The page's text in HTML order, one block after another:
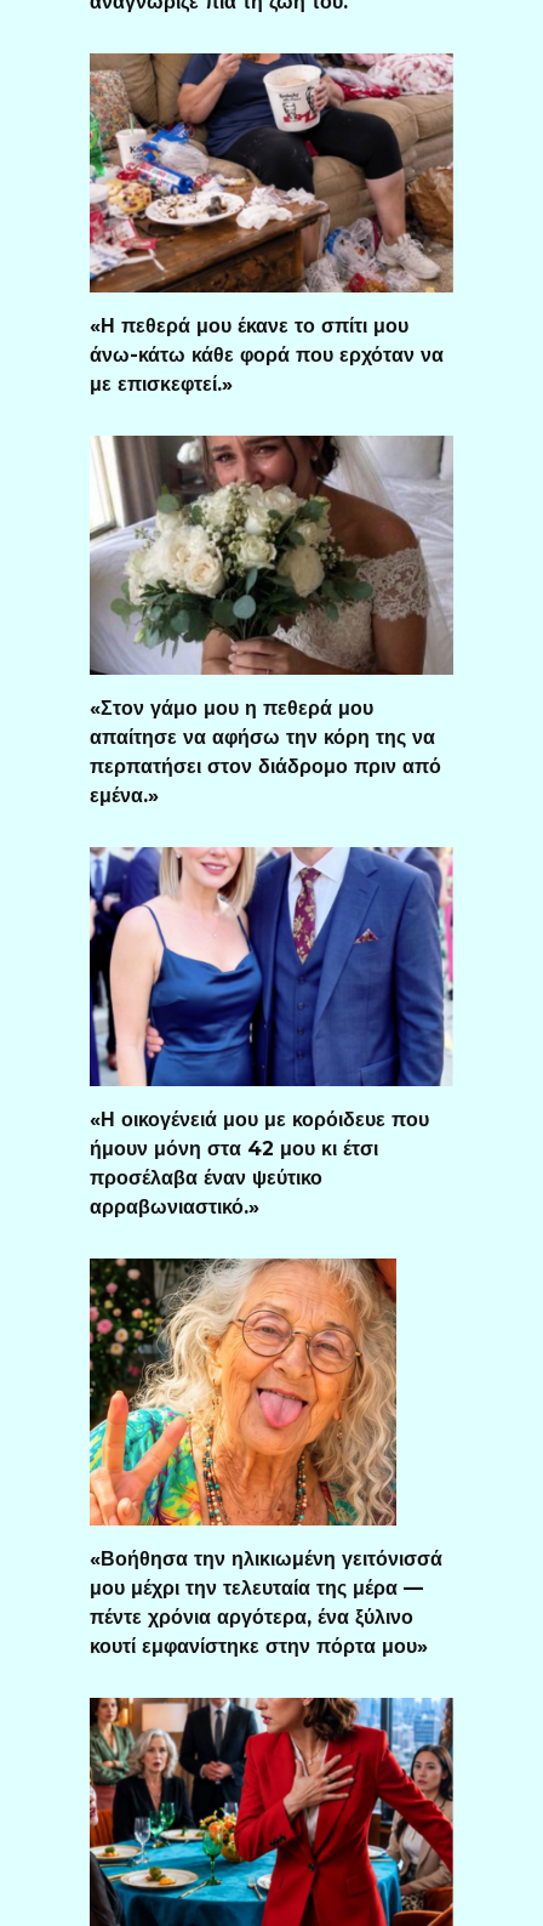
«Η πεθερά μου έκανε το σπίτι μου
άνω-κάτω κάθε φορά που ερχόταν να
με επισκεφτεί.»
«Στον γάμο μου η πεθερά μου
απαίτησε να αφήσω την κόρη της να
περπατήσει στον διάδρομο πριν από
εμένα.»
«Η οικογένειά μου με κορόιδευε που
ήμουν μόνη στα 42 μου κι έτσι
προσέλαβα έναν ψεύτικο
αρραβωνιαστικό.»
«Βοήθησα την ηλικιωμένη γειτόνισσά
μου μέχρι την τελευταία της μέρα —
πέντε χρόνια αργότερα, ένα ξύλινο
κουτί εμφανίστηκε στην πόρτα μου»